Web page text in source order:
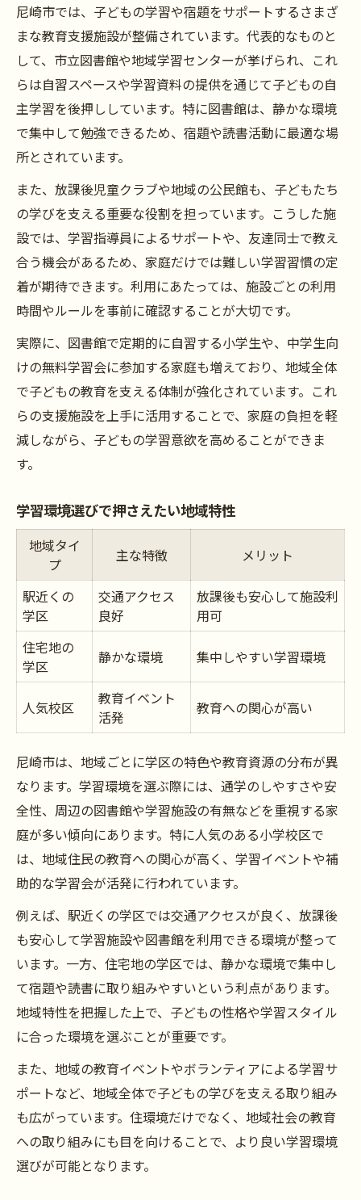
地域ボランティアによる教育サポート
無料自習室活用で学習習慣を育てる
尼崎市内の無料自習室徹底比較表
自習室利用で身につく学習習慣
子どもの教育に最適な自習室活用法
自習室がもたらす集中力アップの秘訣
無料自習室利用時の注意点とマナー
尼崎市で選ぶ理想の勉強スペース事情
勉強スペース選びに役立つ比較ポイント
子どもの教育に向いた学習場所の特徴
自宅外学習が叶うおすすめスポット
静かな環境で集中できる勉強スペース
勉強スペース活用による教育効果
自宅外学習で子どもの自主性を伸ばす
自宅外学習を成功させるポイント一覧
自主性を育む学習スタイルの工夫
学習意欲を引き出す外部環境の活用
尼崎市では、子どもの学習や宿題をサポートするさまざ
まな教育支援施設が整備されています。代表的なものと
して、市立図書館や地域学習センターが挙げられ、これ
らは自習スペースや学習資料の提供を通じて子どもの自
主学習を後押ししています。特に図書館は、静かな環境
で集中して勉強できるため、宿題や読書活動に最適な場
所とされています。
また、放課後児童クラブや地域の公民館も、子どもたち
の学びを支える重要な役割を担っています。こうした施
設では、学習指導員によるサポートや、友達同士で教え
合う機会があるため、家庭だけでは難しい学習習慣の定
着が期待できます。利用にあたっては、施設ごとの利用
時間やルールを事前に確認することが大切です。
実際に、図書館で定期的に自習する小学生や、中学生向
けの無料学習会に参加する家庭も増えており、地域全体
で子どもの教育を支える体制が強化されています。これ
らの支援施設を上手に活用することで、家庭の負担を軽
減しながら、子どもの学習意欲を高めることができま
す。
学習環境選びで押さえたい地域特性
地域タイ
プ
主な特徴 メリット
駅近くの
学区
交通アクセス
良好
放課後も安心して施設利
用可
住宅地の
学区
静かな環境 集中しやすい学習環境
人気校区
教育イベント
活発
教育への関心が高い
尼崎市は、地域ごとに学区の特色や教育資源の分布が異
なります。学習環境を選ぶ際には、通学のしやすさや安
全性、周辺の図書館や学習施設の有無などを重視する家
庭が多い傾向にあります。特に人気のある小学校区で
は、地域住民の教育への関心が高く、学習イベントや補
助的な学習会が活発に行われています。
例えば、駅近くの学区では交通アクセスが良く、放課後
も安心して学習施設や図書館を利用できる環境が整って
います。一方、住宅地の学区では、静かな環境で集中し
て宿題や読書に取り組みやすいという利点があります。
地域特性を把握した上で、子どもの性格や学習スタイル
に合った環境を選ぶことが重要です。
また、地域の教育イベントやボランティアによる学習サ
ポートなど、地域全体で子どもの学びを支える取り組み
も広がっています。住環境だけでなく、地域社会の教育
への取り組みにも目を向けることで、より良い学習環境
選びが可能となります。